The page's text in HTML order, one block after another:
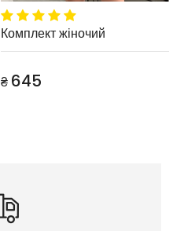
Комплект жіночий
₴ 645